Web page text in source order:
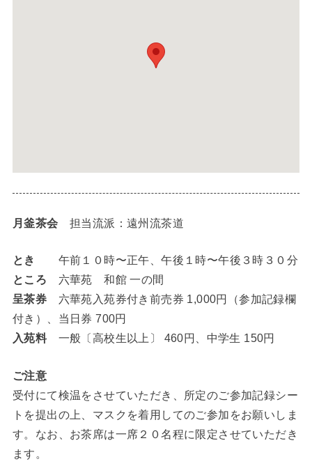
月釜茶会 担当流派：遠州流茶道
とき
午前１０時〜正午、午後１時〜午後３時３０分
ところ 六華苑 和館 一の間
呈茶券 六華苑入苑券付き前売券 1,000円（参加記録欄
付き）、当日券 700円
入苑料一般〔高校生以上〕 460円、中学生 150円
ご注意
受付にて検温をさせていただき、所定のご参加記録シー
トを提出の上、マスクを着用してのご参加をお願いしま
す。なお、お茶席は一席２０名程に限定させていただき
ます。